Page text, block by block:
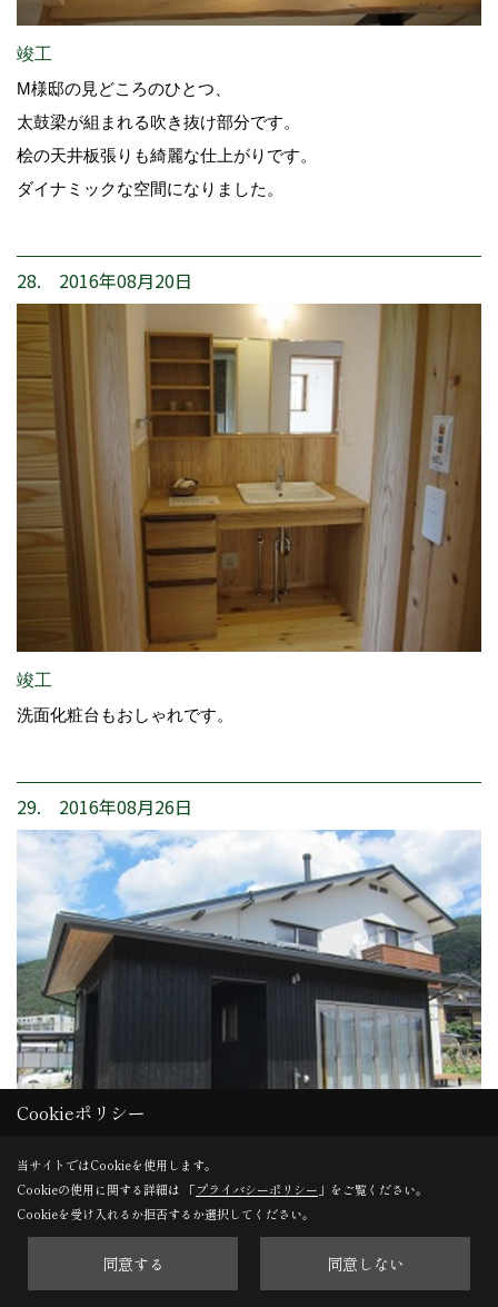
竣工
M様邸の見どころのひとつ、
太鼓梁が組まれる吹き抜け部分です。
桧の天井板張りも綺麗な仕上がりです。
ダイナミックな空間になりました。
28. 2016年08月20日
竣工
洗面化粧台もおしゃれです。
29. 2016年08月26日
竣工
外観は松本展示場をイメージしています。
重厚感のある大屋根の外観です。
Cookieポリシー
当サイトではCookieを使用します。
Cookieの使用に関する詳細は 「プライバシーポリシー 」をご覧ください。
Cookieを受け入れるか拒否するか選択してください。
同意する 同意しない